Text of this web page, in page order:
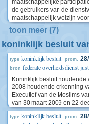
maatschappelijke
de gebruikers van de
maatschappelijk welzijn
toon meer (7)
koninklijk besluit
type koninklijk besluit prom.
bron federale overheidsdienst
Koninklijk besluit houdende
2008 houdende erkenning
Executief van de Moslims
van 30 maart 2009 en 22
type koninklijk besluit prom.